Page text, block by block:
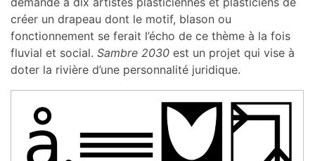
créer un drapeau dont le motif, blason ou
fonctionnement se ferait l’écho de ce thème à la fois
fluvial et social. Sambre 2030 est un projet qui vise à
doter la rivière d’une personnalité juridique.